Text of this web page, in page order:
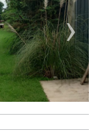
›